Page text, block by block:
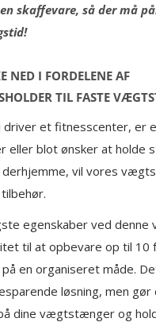
skaffevare, så der må
NED I FORDELENE AF
TIL FASTE
driver et fitnesscenter, er
eller blot ønsker at holde
vil vores
egenskaber ved
til at opbevare op til 10
en organiseret måde.
løsning, men
dine vægtstænger og